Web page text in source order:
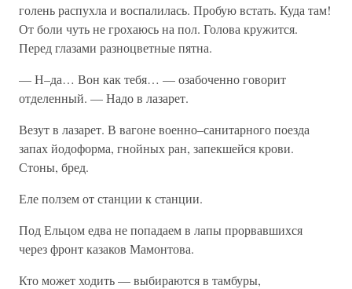
голень распухла и воспалилась. Пробую встать. Куда там!
От боли чуть не грохаюсь на пол. Голова кружится.
Перед глазами разноцветные пятна.
— Н–да… Вон как тебя… — озабоченно говорит
отделенный. — Надо в лазарет.
Везут в лазарет. В вагоне военно–санитарного поезда
запах йодоформа, гнойных ран, запекшейся крови.
Стоны, бред.
Еле ползем от станции к станции.
Под Ельцом едва не попадаем в лапы прорвавшихся
через фронт казаков Мамонтова.
Кто может ходить — выбираются в тамбуры,